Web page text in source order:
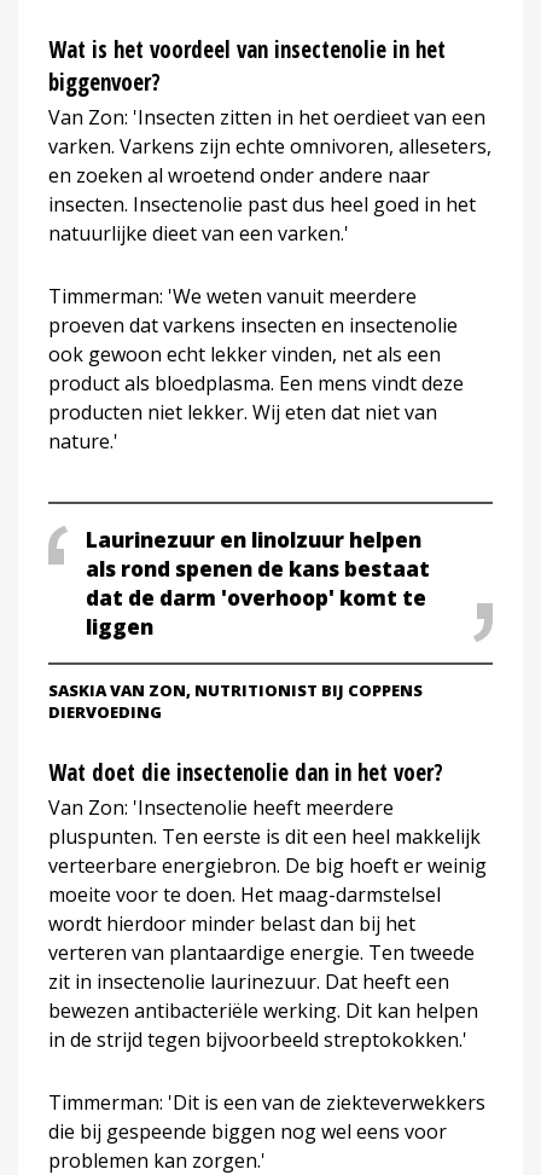
Wat is het voordeel van insectenolie in het
biggenvoer?
Van Zon: 'Insecten zitten in het oerdieet van een
varken. Varkens zijn echte omnivoren, alleseters,
en zoeken al wroetend onder andere naar
insecten. Insectenolie past dus heel goed in het
natuurlijke dieet van een varken.'
Timmerman: 'We weten vanuit meerdere
proeven dat varkens insecten en insectenolie
ook gewoon echt lekker vinden, net als een
product als bloedplasma. Een mens vindt deze
producten niet lekker. Wij eten dat niet van
nature.'
Laurinezuur en linolzuur helpen
als rond spenen de kans bestaat
dat de darm 'overhoop' komt te
liggen
SASKIA VAN ZON, NUTRITIONIST BIJ COPPENS
DIERVOEDING
Wat doet die insectenolie dan in het voer?
Van Zon: 'Insectenolie heeft meerdere
pluspunten. Ten eerste is dit een heel makkelijk
verteerbare energiebron. De big hoeft er weinig
moeite voor te doen. Het maag-darmstelsel
wordt hierdoor minder belast dan bij het
verteren van plantaardige energie. Ten tweede
zit in insectenolie laurinezuur. Dat heeft een
bewezen antibacteriële werking. Dit kan helpen
in de strijd tegen bijvoorbeeld streptokokken.'
Timmerman: 'Dit is een van de ziekteverwekkers
die bij gespeende biggen nog wel eens voor
problemen kan zorgen.'